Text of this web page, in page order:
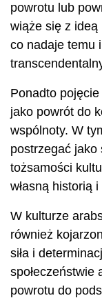
powrotu lub
wiąże się z ideą
co nadaje temu
Ponadto
jako powrót do
wspólnoty. W
postrzegać jako
tożsamości
własną historią
W kulturze
również
siła i
społeczeństwie
powrotu do